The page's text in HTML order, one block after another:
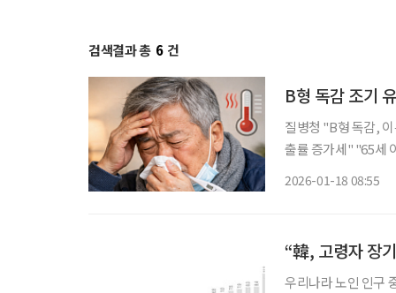
검색결과 총 6 건
B형 독감 조기
질병청 "B형 독감, 이른 봄 유
출률 증가세" "65세 이상 등 고위험군 예방접종해야" 당부 B형 인플루엔자(독감)가 작년보
2026-01-18 08:55
“韓, 고령자 장
우리나라 노인 인구